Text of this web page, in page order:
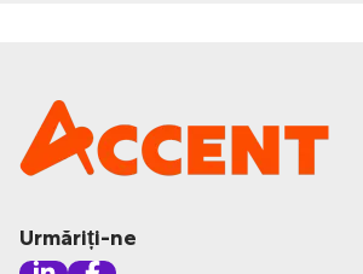
Urmăriți-ne